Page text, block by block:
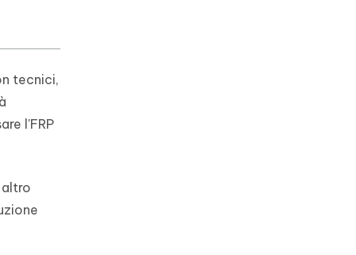
tecnici,
l'FRP
altro